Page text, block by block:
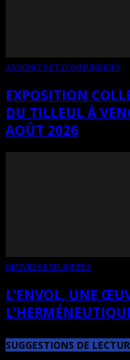
ANNONCES ET COMMUNIQUÉS
EXPOSITION
DU TILLEUL À
AOÛT 2026
OEUVRES EXPLIQUÉES
L’ENVOL, UNE
SUGGESTIONS DE